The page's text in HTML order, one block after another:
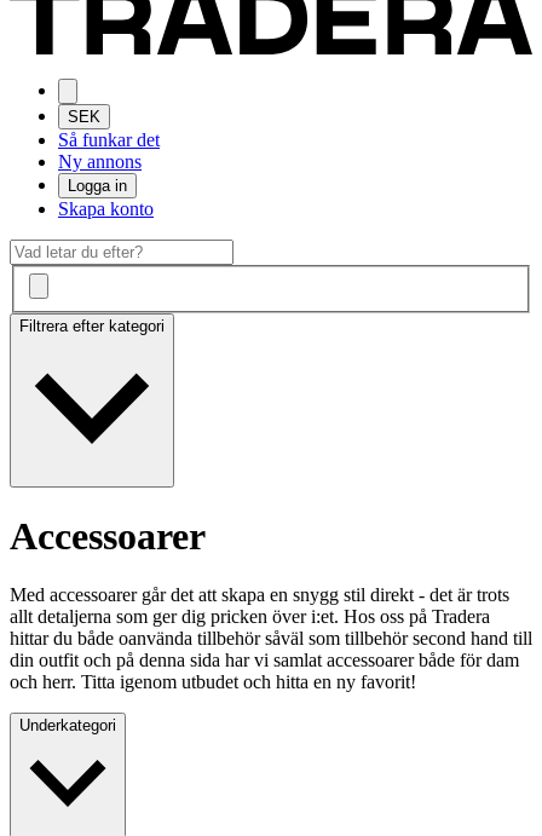
SEK
Så funkar det
Ny annons
Logga in
Skapa konto
Filtrera efter kategori
Accessoarer
Med accessoarer går det att skapa en snygg stil direkt - det är trots
allt detaljerna som ger dig pricken över i:et. Hos oss på Tradera
hittar du både oanvända tillbehör såväl som tillbehör second hand till
din outfit och på denna sida har vi samlat accessoarer både för dam
och herr. Titta igenom utbudet och hitta en ny favorit!
Underkategori